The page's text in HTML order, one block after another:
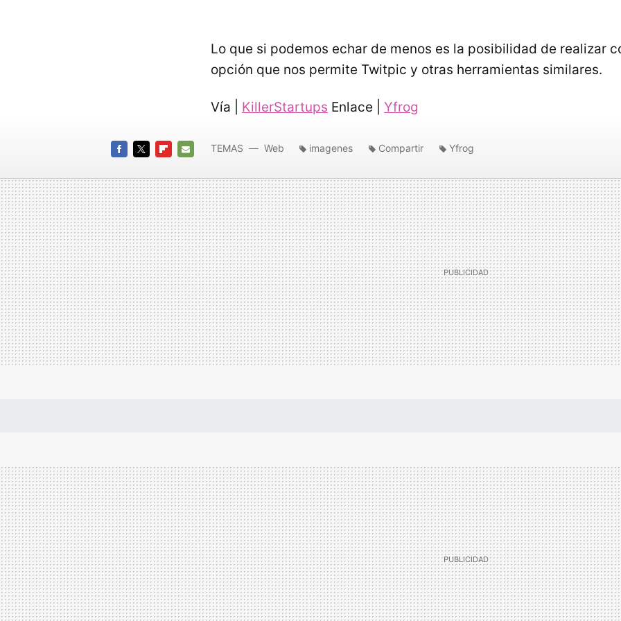
Lo que si podemos echar de menos es la posibilidad de realizar
opción que nos permite Twitpic y otras herramientas similares.
Vía | KillerStartups Enlace | Yfrog
MAIL
TEMAS Web imagenes Compartir Yfrog